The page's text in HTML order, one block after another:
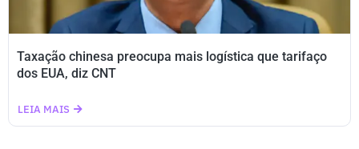
Taxação chinesa preocupa mais logística que tarifaço
dos EUA, diz CNT
LEIA MAIS